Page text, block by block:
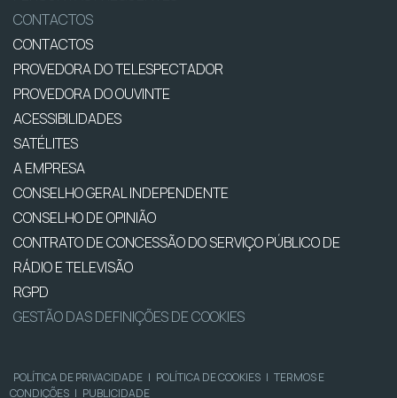
CONTACTOS
CONTACTOS
PROVEDORA DO TELESPECTADOR
PROVEDORA DO OUVINTE
ACESSIBILIDADES
SATÉLITES
A EMPRESA
CONSELHO GERAL INDEPENDENTE
CONSELHO DE OPINIÃO
CONTRATO DE CONCESSÃO DO SERVIÇO PÚBLICO DE
RÁDIO E TELEVISÃO
RGPD
GESTÃO DAS DEFINIÇÕES DE COOKIES
POLÍTICA DE PRIVACIDADE | POLÍTICA DE COOKIES | TERMOS E
CONDIÇÕES | PUBLICIDADE